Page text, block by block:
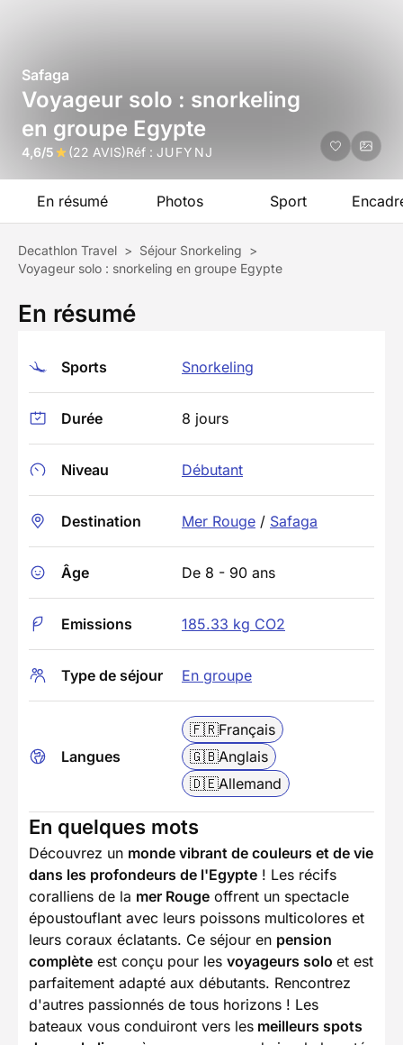
Safaga
Voyageur solo : snorkeling
en groupe Egypte
4,6/5 (22 AVIS)Réf : JUFYNJ
En résumé Photos Sport
Decathlon Travel > Séjour Snorkeling >
Voyageur solo : snorkeling en groupe Egypte
En résumé
Sports Snorkeling
Durée 8 jours
Niveau Débutant
Destination Mer Rouge / Safaga
Âge De 8 - 90 ans
Emissions 185.33 kg CO2
Type de séjour En groupe
Langues
🇫🇷Français
🇬🇧Anglais
🇩🇪Allemand
En quelques mots
Découvrez un monde vibrant de couleurs et de vie
dans les profondeurs de l'Egypte ! Les récifs
coralliens de la mer Rouge offrent un spectacle
époustouflant avec leurs poissons multicolores et
leurs coraux éclatants. Ce séjour en pension
complète est conçu pour les voyageurs solo et est
parfaitement adapté aux débutants. Rencontrez
d'autres passionnés de tous horizons ! Les
bateaux vous conduiront vers les meilleurs spots